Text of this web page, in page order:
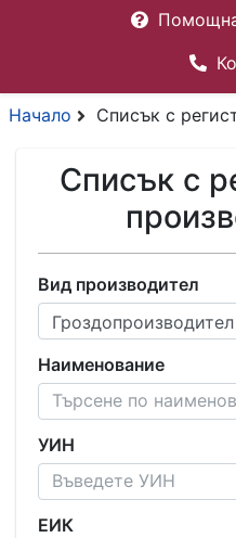
Начало Списък с
Списък с
Вид производител
Наименование
УИН
ЕИК